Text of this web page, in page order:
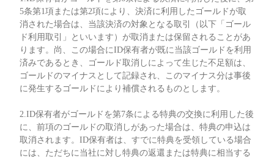
5条第1項または第2項により、決済に利用したゴールドが取
消された場合は、当該決済の対象となる取引（以下「ゴール
ド利用取引」といいます）が取消または保留されることがあ
ります。尚、この場合にID保有者が既に当該ゴールドを利用
済みであるとき、ゴールド取消しによって生じた不足額は、
ゴールドのマイナスとして記録され、このマイナス分は事後
に発生するゴールドにより補償されるものとします。
2.ID保有者がゴールドを第7条による特典の交換に利用した後
に、前項のゴールドの取消しがあった場合は、特典の申込は
取消されます。ID保有者は、すでに特典を受領している場合
には、ただちに当社に対し特典の返還または特典に相当する